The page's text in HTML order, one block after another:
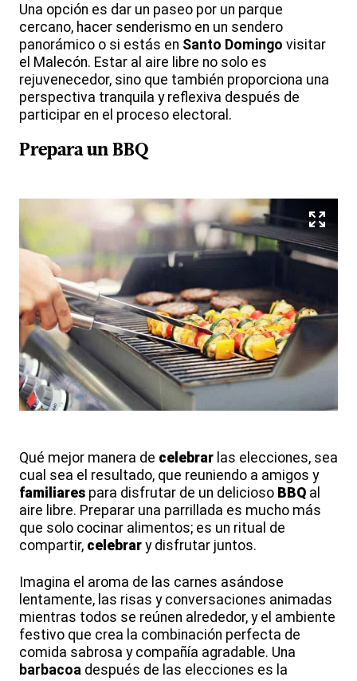
Una opción es dar un paseo por un parque
cercano, hacer senderismo en un sendero
panorámico o si estás en Santo Domingo visitar
el Malecón. Estar al aire libre no solo es
rejuvenecedor, sino que también proporciona una
perspectiva tranquila y reflexiva después de
participar en el proceso electoral.
Prepara un BBQ
Qué mejor manera de celebrar las elecciones, sea
cual sea el resultado, que reuniendo a amigos y
familiares para disfrutar de un delicioso BBQ al
aire libre. Preparar una parrillada es mucho más
que solo cocinar alimentos; es un ritual de
compartir, celebrar y disfrutar juntos.
Imagina el aroma de las carnes asándose
lentamente, las risas y conversaciones animadas
mientras todos se reúnen alrededor, y el ambiente
festivo que crea la combinación perfecta de
comida sabrosa y compañía agradable. Una
barbacoa después de las elecciones es la